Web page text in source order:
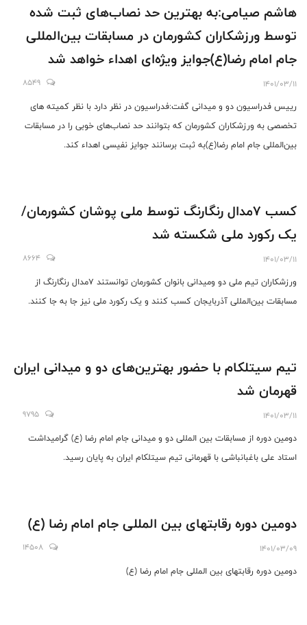
هاشم صیامی:به بهترین حد نصاب‌های ثبت شده
توسط ورزشکاران کشورمان در مسابقات بین‌المللی
جام امام رضا(ع)جوایز ویژه‌ای اهداء خواهد شد
1401/03/11
8549
رییس فدراسیون دو و میدانی گفت:فدراسیون در نظر دارد با نظر کمیته های
تخصصی به ورزشکاران کشورمان که بتوانند حد نصاب‌های خوبی را در مسابقات
بین‌المللی جام امام رضا(ع)به ثبت برسانند جوایز نفیسی اهداء کند.
کسب ۷مدال رنگارنگ توسط ملی پوشان کشورمان/
یک رکورد ملی شکسته شد
1401/03/11
8664
ورزشکاران تیم ملی دو ومیدانی بانوان کشورمان توانستند ۷مدال رنگارنگ از
مسابقات بین‌المللی آذربایجان کسب کنند و یک رکورد ملی نیز جا به جا کنند.
تیم سیتلکام با حضور بهترین‌های دو و میدانی ایران
قهرمان شد
1401/03/11
9795
دومین دوره از مسابقات بین المللی دو و میدانی جام امام رضا (ع) گرامیداشت
استاد علی باغبانباشی با قهرمانی تیم سیتلکام ایران به پایان رسید.
دومین دوره رقابتهای بین ‌المللی جام امام رضا (ع)
1401/03/09
14508
دومین دوره رقابتهای بین ‌المللی جام امام رضا (ع)